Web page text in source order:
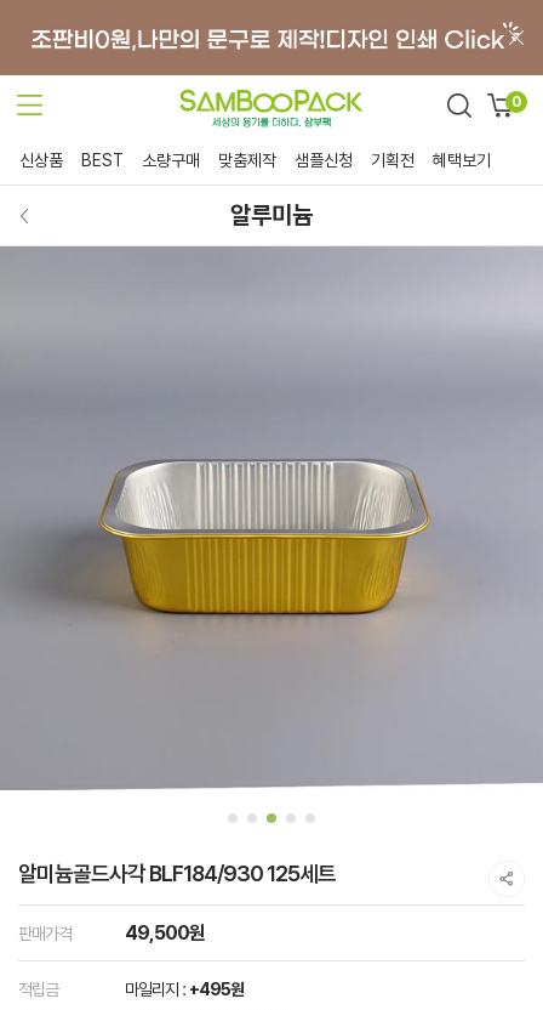
0
신상품 BEST 소량구매 맞춤제작 샘플신청 기획전 혜택보기
알루미늄
알미늄골드사각 BLF184/930 125세트
판매가격 49,500원
적립금 마일리지 : +495원